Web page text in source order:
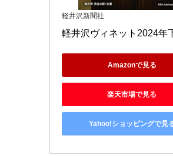
軽井沢新聞社
軽井沢ヴィネット2024年
Amazonで見る
楽天市場で見る
Yahoo!ショッピングで見